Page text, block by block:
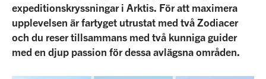
expeditionskryssningar i Arktis. För att maximera
upplevelsen är fartyget utrustat med två Zodiacer
och du reser tillsammans med två kunniga guider
med en djup passion för dessa avlägsna områden.